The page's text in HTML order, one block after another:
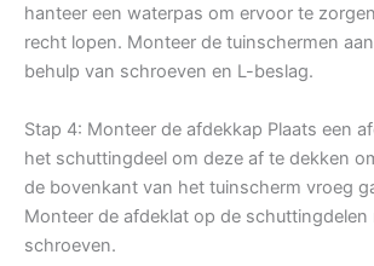
hanteer een waterpas om ervoor te
recht lopen. Monteer de tuinschermen
behulp van schroeven en L-beslag.
Stap 4: Monteer de afdekkap Plaats een
het schuttingdeel om deze af te dekken
de bovenkant van het tuinscherm vroeg
Monteer de afdeklat op de schuttingdelen
schroeven.